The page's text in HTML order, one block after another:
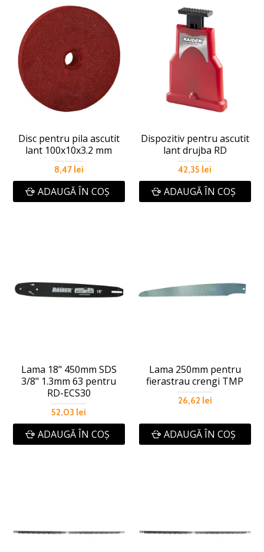
Disc pentru pila ascutit
lant 100x10x3.2 mm
8,47 lei
ADAUGĂ ÎN COŞ
Dispozitiv pentru ascutit
lant drujba RD
42,35 lei
ADAUGĂ ÎN COŞ
Lama 18" 450mm SDS
3/8" 1.3mm 63 pentru
RD-ECS30
52,03 lei
ADAUGĂ ÎN COŞ
Lama 250mm pentru
fierastrau crengi TMP
26,62 lei
ADAUGĂ ÎN COŞ